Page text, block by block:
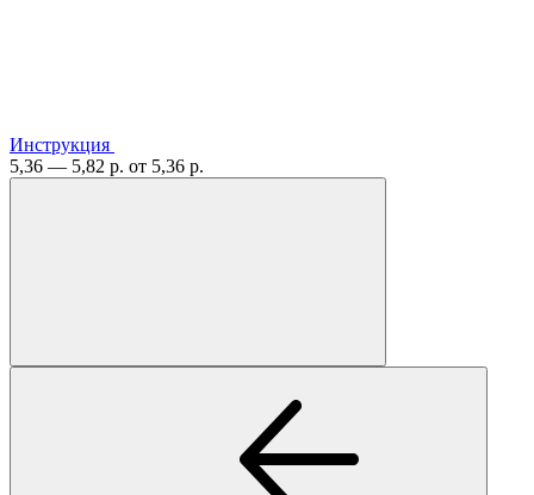
Инструкция
5,36 — 5,82 р. от 5,36 р.